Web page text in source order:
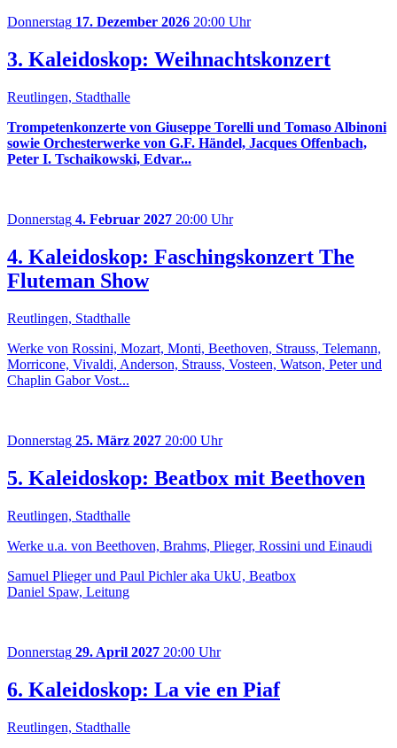
Donnerstag 17. Dezember 2026 20:00 Uhr
3. Kaleidoskop: Weihnachtskonzert
Reutlingen, Stadthalle
Trompetenkonzerte von Giuseppe Torelli und Tomaso Albinoni
sowie Orchesterwerke von G.F. Händel, Jacques Offenbach,
Peter I. Tschaikowski, Edvar...
Donnerstag 4. Februar 2027 20:00 Uhr
4. Kaleidoskop: Faschingskonzert The
Fluteman Show
Reutlingen, Stadthalle
Werke von Rossini, Mozart, Monti, Beethoven, Strauss, Telemann,
Morricone, Vivaldi, Anderson, Strauss, Vosteen, Watson, Peter und
Chaplin Gabor Vost...
Donnerstag 25. März 2027 20:00 Uhr
5. Kaleidoskop: Beatbox mit Beethoven
Reutlingen, Stadthalle
Werke u.a. von Beethoven, Brahms, Plieger, Rossini und Einaudi
Samuel Plieger und Paul Pichler aka UkU, Beatbox
Daniel Spaw, Leitung
Donnerstag 29. April 2027 20:00 Uhr
6. Kaleidoskop: La vie en Piaf
Reutlingen, Stadthalle